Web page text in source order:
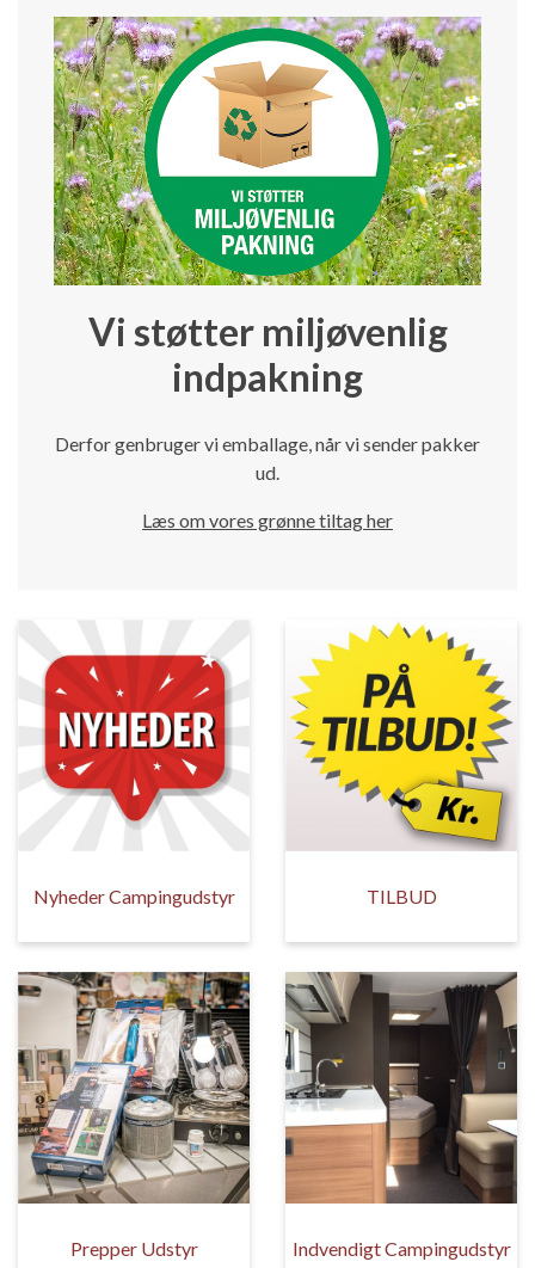
Vi støtter miljøvenlig
indpakning
Derfor genbruger vi emballage, når vi sender pakker
ud.
Læs om vores grønne tiltag her
Nyheder Campingudstyr TILBUD
Prepper Udstyr Indvendigt Campingudstyr